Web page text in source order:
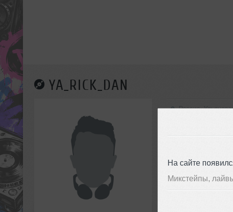
На сайте
Микстейпы,
YA_RICK_DAN
Россия,